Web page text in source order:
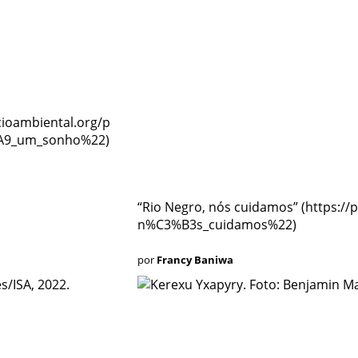
“Rio Negro, nós cuidamos”
por Francy Baniwa